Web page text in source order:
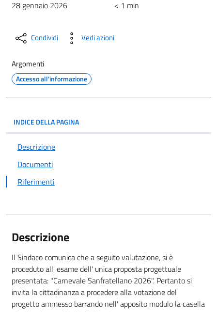
28 gennaio 2026 < 1 min
Condividi Vedi azioni
Argomenti
Accesso all'informazione
INDICE DELLA PAGINA
Descrizione
Documenti
Riferimenti
Descrizione
Il Sindaco comunica che a seguito valutazione, si è
proceduto all' esame dell' unica proposta progettuale
presentata: "Carnevale Sanfratellano 2026". Pertanto si
invita la cittadinanza a procedere alla votazione del
progetto ammesso barrando nell' apposito modulo la casella